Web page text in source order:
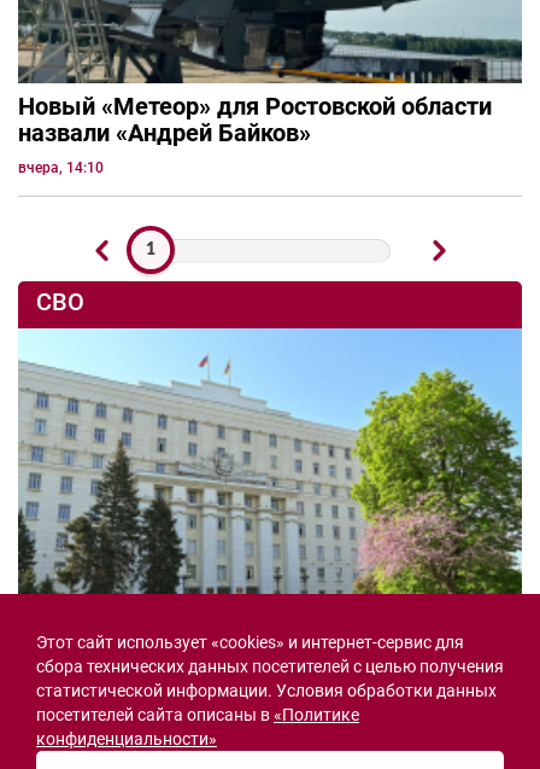
Новый «Метеор» для Ростовской области
назвали «Андрей Байков»
вчера, 14:10
1
СВО
Семьи героев СВО с временной регистрацией
в Ростовской области смогут получить
земельный участок
Этот сайт использует «cookies» и интернет-сервис для
сбора технических данных посетителей с целью получения
статистической информации. Условия обработки данных
посетителей сайта описаны в«Политике
конфиденциальности»